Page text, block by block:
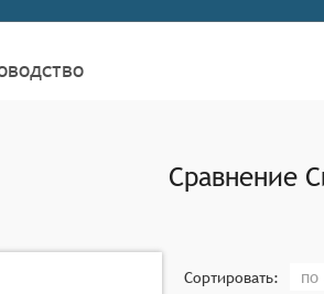
управления, таких как
управления рабочей
Сравнение
Сортировать: по